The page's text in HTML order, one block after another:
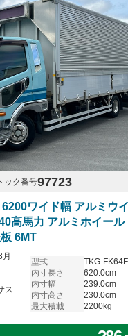
ック番号97723
ワイド幅 アルミウ
高馬力 アルミホイール
6MT
ス
型式
TKG-FK64F
内寸長さ
620.0cm
内寸幅
239.0cm
内寸高さ
230.0cm
最大積載
2200kg